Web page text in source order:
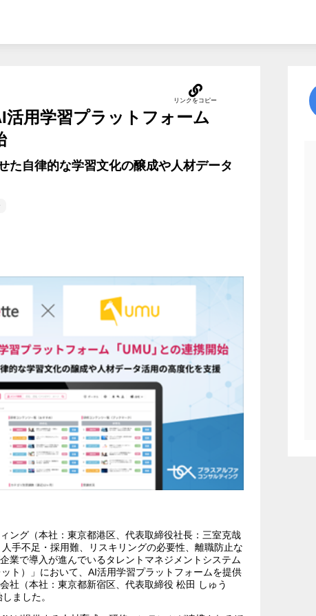
用学習プラットフォーム
た自律的な学習文化の醸成や人材データ
ング（本社：東京都港区、代表取締役社長：三室克哉
手不足・採用難、リスキリングの必要性、離職防止な
業で導入が進んでいるタレントマネジメントシステム
ト）」において、AI活用学習プラットフォームを提供
社（本社：東京都新宿区、代表取締役 松田 しゅう
ました。